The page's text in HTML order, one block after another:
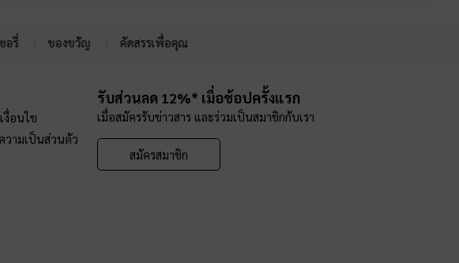
อรี่ ของขวัญ คัดสรรเพื่อคุณ
งื่อนไข
วามเป็นส่วนตัว
รับส่วนลด 12%* เมื่อช้อปครั้งแรก
เมื่อสมัครรับข่าวสาร และร่วมเป็นสมาชิกกับเรา
สมัครสมาชิก